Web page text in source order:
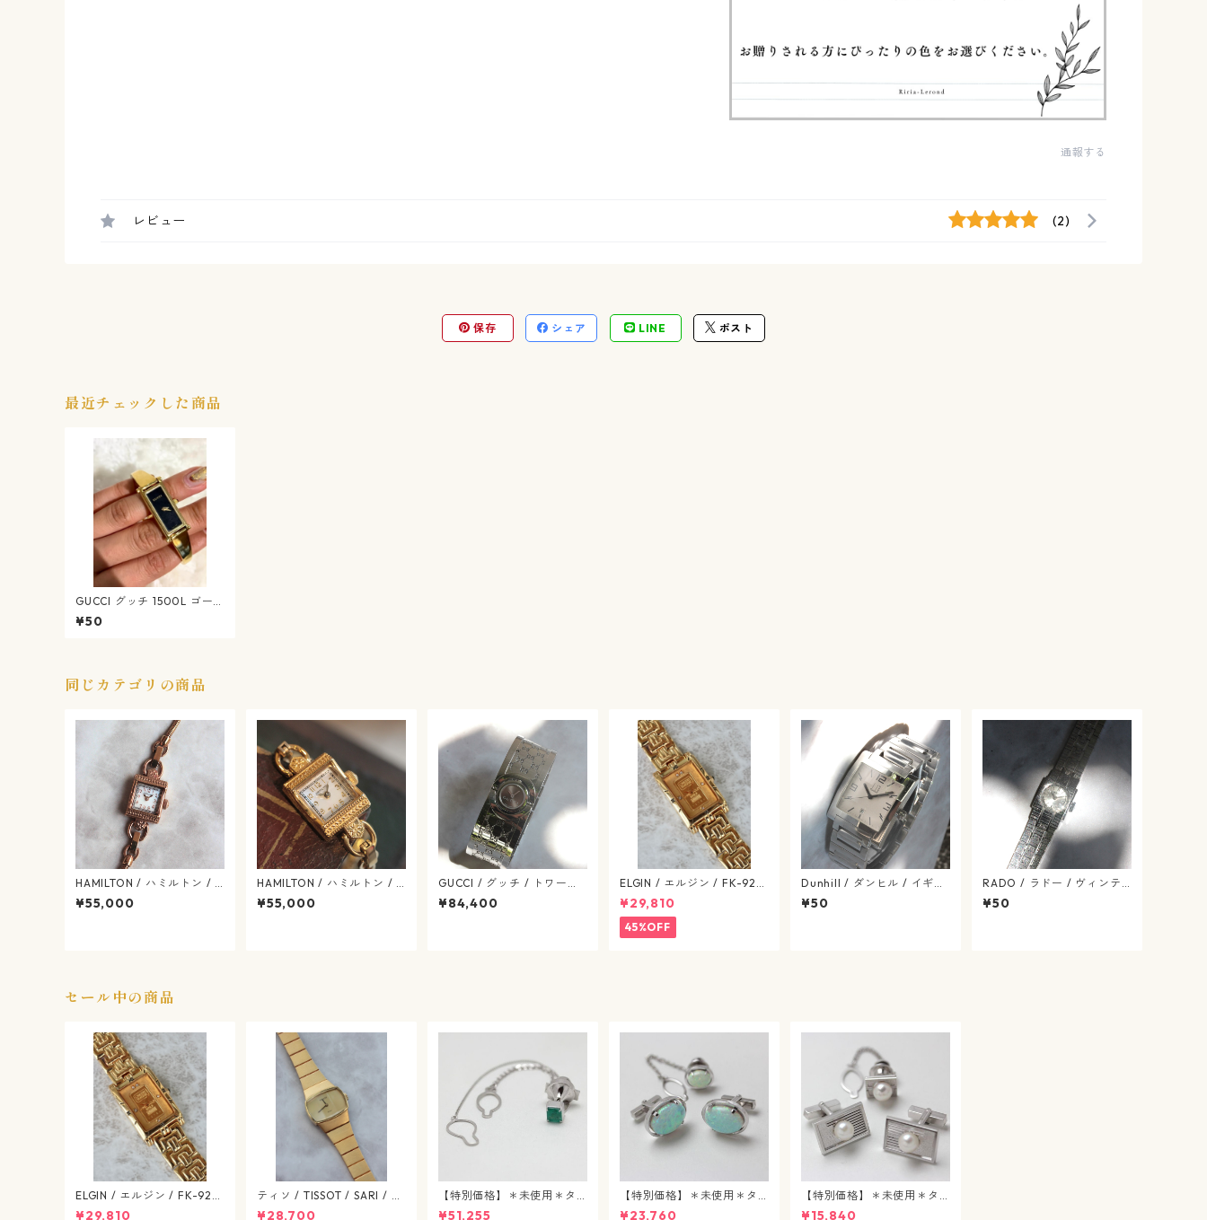
通報する
レビュー (2)
保存 シェア LINE ポスト
最近チェックした商品
GUCCI グッチ 1500L ゴー
ルド×ブラック 腕時計
¥50
同じカテゴリの商品
HAMILTON / ハミルトン / 2
80.002 / H31241113 / アメ
リカン クラシック / マザー
¥55,000
HAMILTON / ハミルトン / 2
80.002 / H31.231.113 / アメ
リカン クラシック / マザー
¥55,000
GUCCI / グッチ / トワール /
バングルウォッチ / YA1125
01 / クオーツ / SS / リバー
¥84,400
ELGIN / エルジン / FK-929
-C ゴールド / 638-07-elgi
n
¥29,810
45%OFF
Dunhill / ダンヒル / イギリ
スブランド / スクエア ファ
セット ダンヒリオン / クォ
¥50
RADO / ラドー / ヴィンテ
ージ / 手巻き式 / 腕時計 / r
ado-553-02
¥50
セール中の商品
ELGIN / エルジン / FK-929
-C ゴールド / 638-07-elgi
¥29,810
ティソ / TISSOT / SARI / ゴ
ールドカラー / 文字盤 SS /
¥28,700
【特別価格】＊未使用＊タ
イタック / エメラルド / j89
¥51,255
【特別価格】＊未使用＊タ
イタック&カフスボタン / 合
¥23,760
【特別価格】＊未使用＊タ
イタック&カフスボタン / パ
¥15,840